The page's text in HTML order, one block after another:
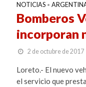
NOTICIAS •
Bomberos
incorporan
2 de octubre de 2017
Loreto.- El nuevo
el servicio que